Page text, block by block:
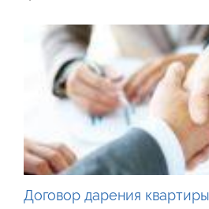
Договор дарения